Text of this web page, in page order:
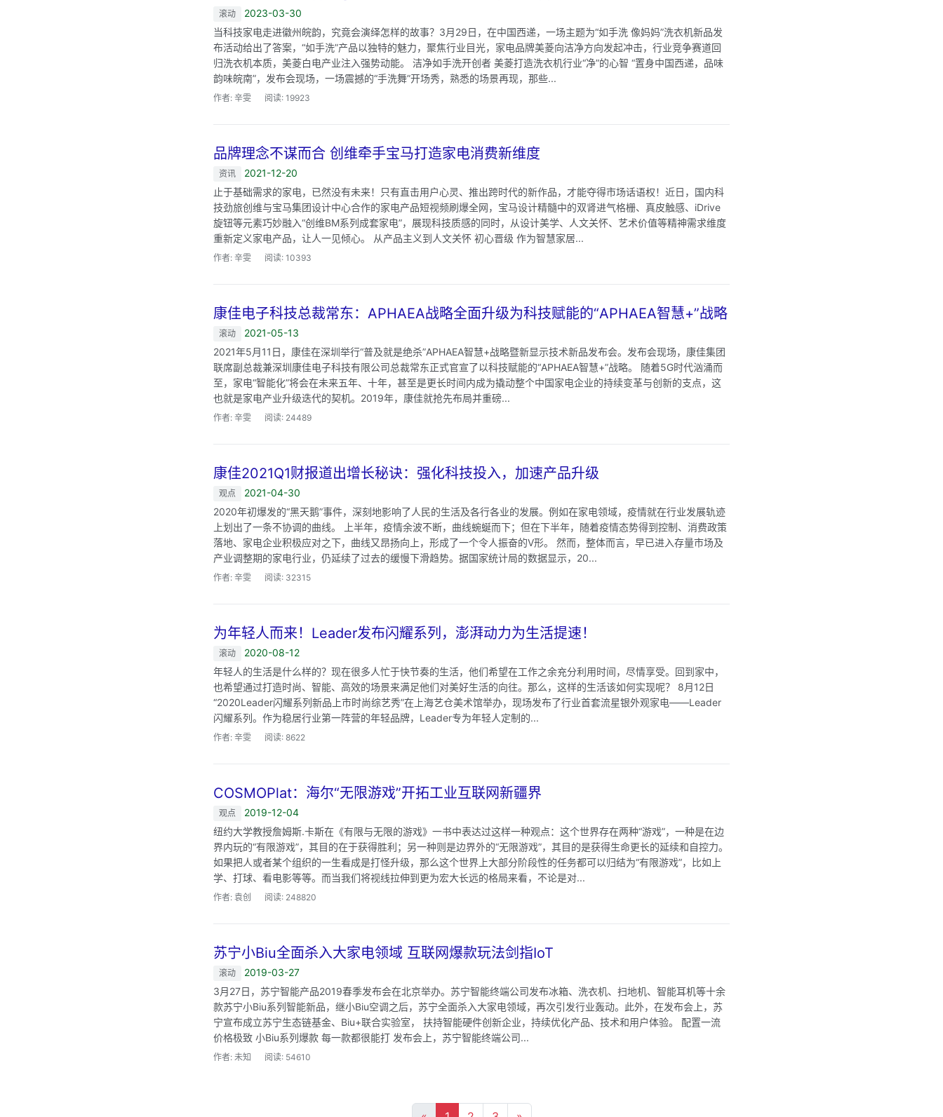
滚动
2023-03-30
当科技家电走进徽州皖韵，究竟会演绎怎样的故事？3月29日，在中国西递，一场主题为“如手洗 像妈妈”洗衣机新品发
布活动给出了答案，“如手洗”产品以独特的魅力，聚焦行业目光，家电品牌美菱向洁净方向发起冲击，行业竞争赛道回
归洗衣机本质，美菱白电产业注入强势动能。 洁净如手洗开创者 美菱打造洗衣机行业“净”的心智 “置身中国西递，品味
韵味皖南”，发布会现场，一场震撼的“手洗舞”开场秀，熟悉的场景再现，那些...
作者: 辛雯 阅读: 19923
品牌理念不谋而合 创维牵手宝马打造家电消费新维度
资讯
2021-12-20
止于基础需求的家电，已然没有未来！只有直击用户心灵、推出跨时代的新作品，才能夺得市场话语权！近日，国内科
技劲旅创维与宝马集团设计中心合作的家电产品短视频刷爆全网，宝马设计精髓中的双肾进气格栅、真皮触感、iDrive
旋钮等元素巧妙融入“创维BM系列成套家电”，展现科技质感的同时，从设计美学、人文关怀、艺术价值等精神需求维度
重新定义家电产品，让人一见倾心。 从产品主义到人文关怀 初心晋级 作为智慧家居...
作者: 辛雯 阅读: 10393
康佳电子科技总裁常东：APHAEA战略全面升级为科技赋能的“APHAEA智慧+”战略
滚动
2021-05-13
2021年5月11日，康佳在深圳举行“普及就是绝杀”APHAEA智慧+战略暨新显示技术新品发布会。发布会现场，康佳集团
联席副总裁兼深圳康佳电子科技有限公司总裁常东正式官宣了以科技赋能的“APHAEA智慧+”战略。 随着5G时代汹涌而
至，家电“智能化”将会在未来五年、十年，甚至是更长时间内成为撬动整个中国家电企业的持续变革与创新的支点，这
也就是家电产业升级迭代的契机。2019年，康佳就抢先布局并重磅...
作者: 辛雯 阅读: 24489
康佳2021Q1财报道出增长秘诀：强化科技投入，加速产品升级
观点
2021-04-30
2020年初爆发的“黑天鹅”事件，深刻地影响了人民的生活及各行各业的发展。例如在家电领域，疫情就在行业发展轨迹
上划出了一条不协调的曲线。 上半年，疫情余波不断，曲线蜿蜒而下；但在下半年，随着疫情态势得到控制、消费政策
落地、家电企业积极应对之下，曲线又昂扬向上，形成了一个令人振奋的V形。 然而，整体而言，早已进入存量市场及
产业调整期的家电行业，仍延续了过去的缓慢下滑趋势。据国家统计局的数据显示，20...
作者: 辛雯 阅读: 32315
为年轻人而来！Leader发布闪耀系列，澎湃动力为生活提速！
滚动
2020-08-12
年轻人的生活是什么样的？现在很多人忙于快节奏的生活，他们希望在工作之余充分利用时间，尽情享受。回到家中，
也希望通过打造时尚、智能、高效的场景来满足他们对美好生活的向往。那么，这样的生活该如何实现呢？ 8月12日
“2020Leader闪耀系列新品上市时尚综艺秀”在上海艺仓美术馆举办，现场发布了行业首套流星银外观家电——Leader
闪耀系列。作为稳居行业第一阵营的年轻品牌，Leader专为年轻人定制的...
作者: 辛雯 阅读: 8622
COSMOPlat：海尔“无限游戏”开拓工业互联网新疆界
观点
2019-12-04
纽约大学教授詹姆斯.卡斯在《有限与无限的游戏》一书中表达过这样一种观点：这个世界存在两种“游戏”，一种是在边
界内玩的“有限游戏”，其目的在于获得胜利；另一种则是边界外的“无限游戏”，其目的是获得生命更长的延续和自控力。
如果把人或者某个组织的一生看成是打怪升级，那么这个世界上大部分阶段性的任务都可以归结为“有限游戏”，比如上
学、打球、看电影等等。而当我们将视线拉伸到更为宏大长远的格局来看，不论是对...
作者: 袁创 阅读: 248820
苏宁小Biu全面杀入大家电领域 互联网爆款玩法剑指IoT
滚动
2019-03-27
3月27日，苏宁智能产品2019春季发布会在北京举办。苏宁智能终端公司发布冰箱、洗衣机、扫地机、智能耳机等十余
款苏宁小Biu系列智能新品，继小Biu空调之后，苏宁全面杀入大家电领域，再次引发行业轰动。此外，在发布会上，苏
宁宣布成立苏宁生态链基金、Biu+联合实验室， 扶持智能硬件创新企业，持续优化产品、技术和用户体验。 配置一流
价格极致 小Biu系列爆款 每一款都很能打 发布会上，苏宁智能终端公司...
作者: 未知 阅读: 54610